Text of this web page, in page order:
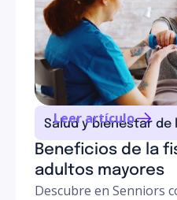
Salud y bienestar de
Beneficios de la
adultos mayores
Descubre en Senniors
Leer artículo